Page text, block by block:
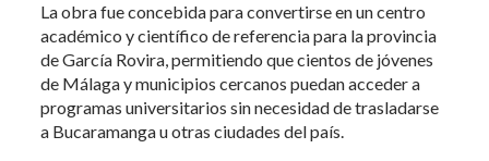
La obra fue concebida para convertirse en un centro
académico y científico de referencia para la provincia
de García Rovira, permitiendo que cientos de jóvenes
de Málaga y municipios cercanos puedan acceder a
programas universitarios sin necesidad de trasladarse
a Bucaramanga u otras ciudades del país.